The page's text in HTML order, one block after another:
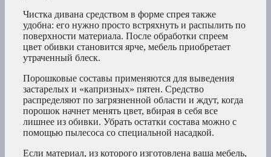
Чистка дивана средством в форме спрея также
удобна: его нужно просто встряхнуть и распылить по
поверхности материала. После обработки спреем
цвет обивки становится ярче, мебель приобретает
утраченный блеск.
Порошковые составы применяются для выведения
застарелых и «капризных» пятен. Средство
распределяют по загрязненной области и ждут, когда
порошок начнет менять цвет, вбирая в себя все
лишнее из обивки. Убрать остатки состава можно с
помощью пылесоса со специальной насадкой.
Если материал, из которого изготовлена ваша мебель,